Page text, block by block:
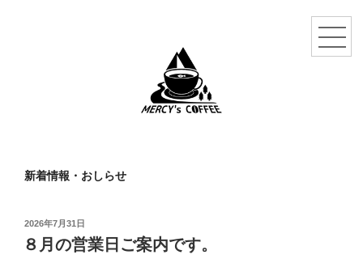
新着情報・おしらせ
投
稿
日:
2026年7月31日
８月の営業日ご案内です。